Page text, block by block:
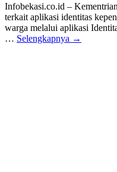
Infobekasi.co.id –
terkait aplikasi identitas
warga melalui aplikasi
… Selengkapnya →